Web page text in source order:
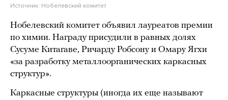
Источник: Нобелевский комитет
Нобелевский комитет объявил лауреатов премии
по химии. Награду присудили в равных долях
Сусуме Китагаве, Ричарду Робсону и Омару Ягхи
«за разработку металлоорганических каркасных
структур».
Каркасные структуры (иногда их еще называют